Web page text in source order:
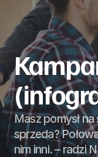
Masz pomysł
sprzeda?
nim inni. – radzi